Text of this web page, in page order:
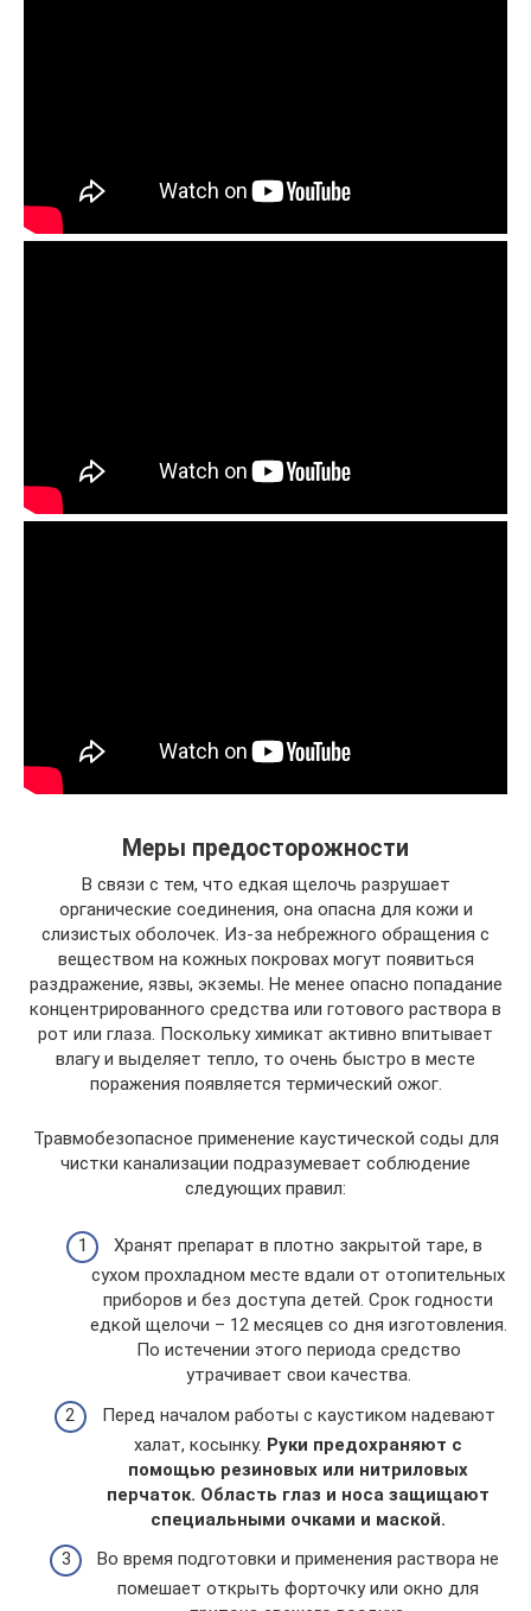
Меры предосторожности
В связи с тем, что едкая щелочь разрушает
органические соединения, она опасна для кожи и
слизистых оболочек. Из-за небрежного обращения с
веществом на кожных покровах могут появиться
раздражение, язвы, экземы. Не менее опасно попадание
концентрированного средства или готового раствора в
рот или глаза. Поскольку химикат активно впитывает
влагу и выделяет тепло, то очень быстро в месте
поражения появляется термический ожог.
Травмобезопасное применение каустической соды для
чистки канализации подразумевает соблюдение
следующих правил:
Хранят препарат в плотно закрытой таре, в
сухом прохладном месте вдали от отопительных
приборов и без доступа детей. Срок годности
едкой щелочи – 12 месяцев со дня изготовления.
По истечении этого периода средство
утрачивает свои качества.
Перед началом работы с каустиком надевают
халат, косынку. Руки предохраняют с
помощью резиновых или нитриловых
перчаток. Область глаз и носа защищают
специальными очками и маской.
Во время подготовки и применения раствора не
помешает открыть форточку или окно для